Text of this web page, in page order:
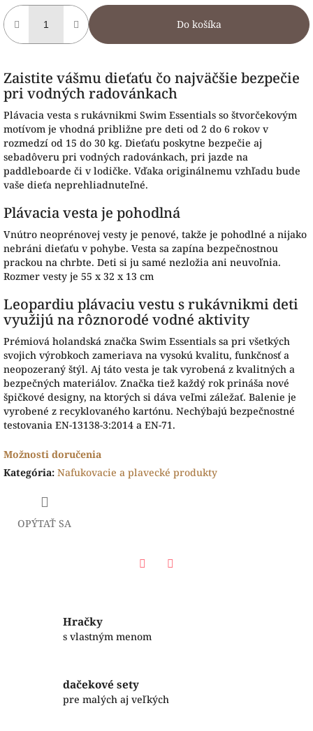
Do košíka
Zaistite vášmu dieťaťu čo najväčšie bezpečie
pri vodných radovánkach
Plávacia vesta s rukávnikmi Swim Essentials so štvorčekovým
motívom je vhodná približne pre deti od 2 do 6 rokov v
rozmedzí od 15 do 30 kg. Dieťaťu poskytne bezpečie aj
sebadôveru pri vodných radovánkach, pri jazde na
paddleboarde či v lodičke. Vďaka originálnemu vzhľadu bude
vaše dieťa neprehliadnuteľné.
Plávacia vesta je pohodlná
Vnútro neoprénovej vesty je penové, takže je pohodlné a nijako
nebráni dieťaťu v pohybe. Vesta sa zapína bezpečnostnou
prackou na chrbte. Deti si ju samé nezložia ani neuvoľnia.
Rozmer vesty je 55 x 32 x 13 cm
Leopardiu plávaciu vestu s rukávnikmi deti
využijú na rôznorodé vodné aktivity
Prémiová holandská značka Swim Essentials sa pri všetkých
svojich výrobkoch zameriava na vysokú kvalitu, funkčnosť a
neopozeraný štýl. Aj táto vesta je tak vyrobená z kvalitných a
bezpečných materiálov. Značka tiež každý rok prináša nové
špičkové designy, na ktorých si dáva veľmi záležať. Balenie je
vyrobené z recyklovaného kartónu. Nechýbajú bezpečnostné
testovania EN-13138-3:2014 a EN-71.
Možnosti doručenia
Kategória: Nafukovacie a plavecké produkty
OPÝTAŤ SA
Hračky
s vlastným menom
dačekové sety
pre malých aj veľkých